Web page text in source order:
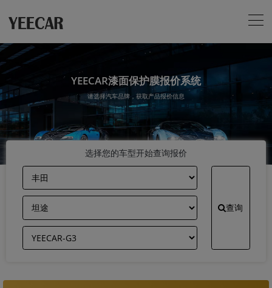
YEECAR漆面保护膜报价系统
请选择汽车品牌，获取产品报价信息
选择您的车型开始查询报价
查询